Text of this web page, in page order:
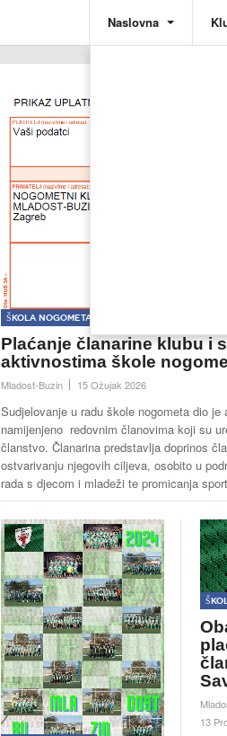
Naslovna
Škola nogometa
Plaćanje članarine klubu i
aktivnostima škole
Mladost-Buzin 15 Ožujak 2026
Sudjelovanje u radu škole nogometa dio
namijenjeno redovnim članovima koji su
članstvo. Članarina predstavlja doprinos
ostvarivanju njegovih ciljeva, osobito u
rada s djecom i mladeži te promicanja
13